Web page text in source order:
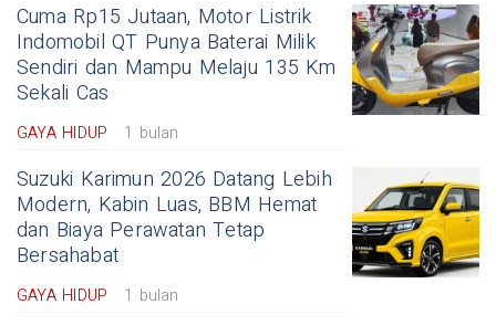
Cuma Rp15 Jutaan, Motor Listrik
Indomobil QT Punya Baterai Milik
Sendiri dan Mampu Melaju 135 Km
Sekali Cas
GAYA HIDUP 1 bulan
Suzuki Karimun 2026 Datang Lebih
Modern, Kabin Luas, BBM Hemat
dan Biaya Perawatan Tetap
Bersahabat
GAYA HIDUP 1 bulan